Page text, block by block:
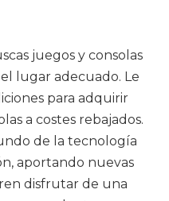
juegos y consolas
lugar adecuado. Le
para adquirir
a costes rebajados.
de la tecnología
aportando nuevas
disfrutar de una